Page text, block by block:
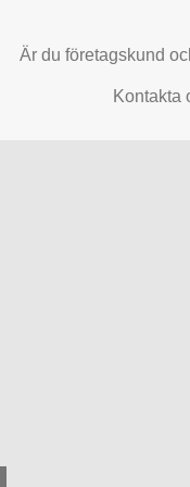
Är du företagskund
Kontakta